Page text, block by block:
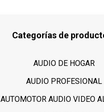
Categorías de
AUDIO DE HOGAR
AUDIO PROFESIONAL
AUTOMOTOR AUDIO VIDEO